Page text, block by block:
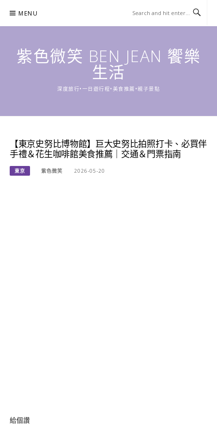
content
MENU
紫色微笑 BEN JEAN 饗樂
生活
深度旅行•一日遊行程•美食推薦•親子景點
【東京史努比博物館】巨大史努比拍照打卡、必買伴
手禮＆花生咖啡館美食推薦｜交通＆門票指南
東京 紫色微笑 2026-05-20
給個讚